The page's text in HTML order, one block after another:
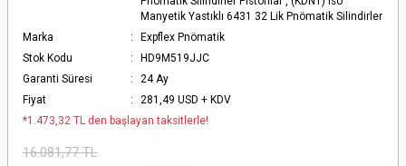
Manyetik Yastıklı 6431 32 Lik Pnömatik Silindirler
Marka
Expflex Pnömatik
Stok Kodu
HD9M519JJC
Garanti Süresi
24 Ay
Fiyat
281,49 USD + KDV
*1.473,32 TL den başlayan taksitlerle!
16.081,77 TL